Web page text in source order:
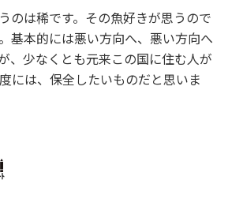
のは稀です。その魚好きが思うので
基本的には悪い方向へ、悪い方向へ
、少なくとも元来この国に住む人が
には、保全したいものだと思いま